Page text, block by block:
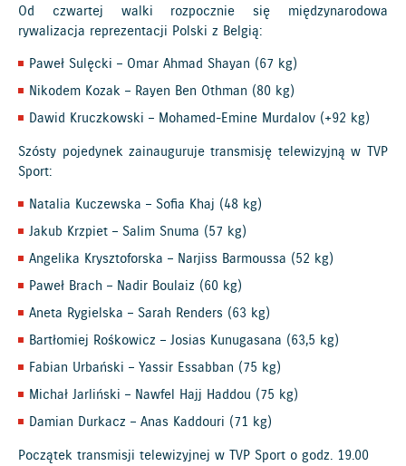
Od czwartej walki rozpocznie się międzynarodowa
rywalizacja reprezentacji Polski z Belgią:
Paweł Sulęcki – Omar Ahmad Shayan (67 kg)
Nikodem Kozak – Rayen Ben Othman (80 kg)
Dawid Kruczkowski – Mohamed-Emine Murdalov (+92 kg)
Szósty pojedynek zainauguruje transmisję telewizyjną w TVP
Sport:
Natalia Kuczewska – Sofia Khaj (48 kg)
Jakub Krzpiet – Salim Snuma (57 kg)
Angelika Krysztoforska – Narjiss Barmoussa (52 kg)
Paweł Brach – Nadir Boulaiz (60 kg)
Aneta Rygielska – Sarah Renders (63 kg)
Bartłomiej Rośkowicz – Josias Kunugasana (63,5 kg)
Fabian Urbański – Yassir Essabban (75 kg)
Michał Jarliński – Nawfel Hajj Haddou (75 kg)
Damian Durkacz – Anas Kaddouri (71 kg)
Początek transmisji telewizyjnej w TVP Sport o godz. 19.00